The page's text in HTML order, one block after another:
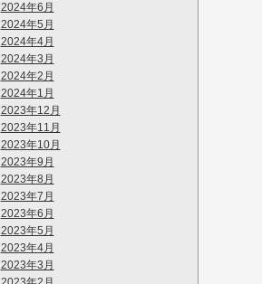
2024年6月
2024年5月
2024年4月
2024年3月
2024年2月
2024年1月
2023年12月
2023年11月
2023年10月
2023年9月
2023年8月
2023年7月
2023年6月
2023年5月
2023年4月
2023年3月